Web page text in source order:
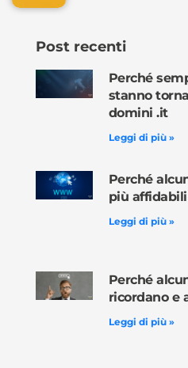
Post recenti
Perché
stanno
domini .it
Leggi di più »
Perché
più
Leggi di più »
Perché
ricordano e
Leggi di più »